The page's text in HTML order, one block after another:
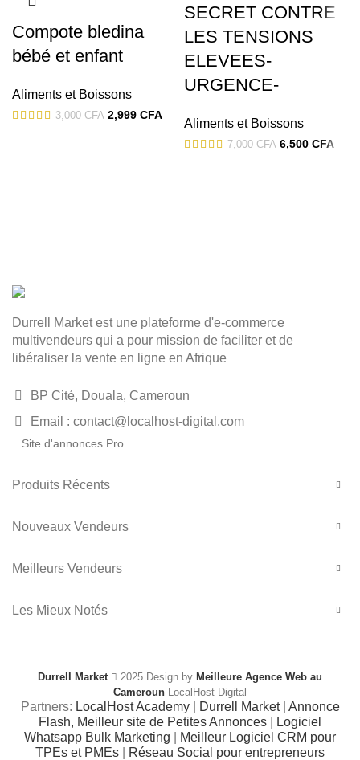
Compote bledina
bébé et enfant
Aliments et Boissons
3,000CFA 2,999 CFA
SECRET CONTRE
LES TENSIONS
ELEVEES-
URGENCE-
Aliments et Boissons
7,000CFA 6,500 CFA
Durrell Market est une plateforme d'e-commerce
multivendeurs qui a pour mission de faciliter et de
libéraliser la vente en ligne en Afrique
BP Cité, Douala, Cameroun
Email : contact@localhost-digital.com
Site d'annonces Pro
Produits Récents
Nouveaux Vendeurs
Meilleurs Vendeurs
Les Mieux Notés
Durrell Market 2025 Design by Meilleure Agence Web au
Cameroun LocalHost Digital
Partners: LocalHost Academy| Durrell Market| Annonce
Flash, Meilleur site de Petites Annonces
Logiciel
Whatsapp Bulk Marketing
Meilleur Logiciel CRM pour
TPEs et PMEs
Réseau Social pour entrepreneurs